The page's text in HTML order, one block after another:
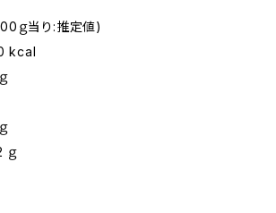
ｇ当り:推定値)
kcal
ｇ